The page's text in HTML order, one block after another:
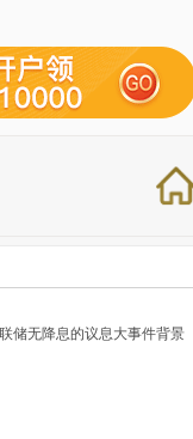
储无降息的议息大事件背景